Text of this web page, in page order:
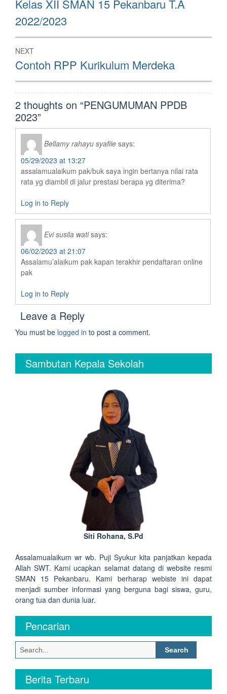
Kelas XII SMAN 15 Pekanbaru T.A
2022/2023
NEXT
Next
post:
Contoh RPP Kurikulum Merdeka
2 thoughts on “PENGUMUMAN PPDB
2023”
Bellamy rahayu syafiie says:
05/29/2023 at 13:27
assalamualaikum pak/buk saya ingin bertanya nilai rata
rata yg diambil di jalur prestasi berapa yg diterima?
Log in to Reply
Evi susila wati says:
06/02/2023 at 21:07
Assalamu’alaikum pak kapan terakhir pendaftaran online
pak
Log in to Reply
Leave a Reply
You must be logged in to post a comment.
Sambutan Kepala Sekolah
Siti Rohana, S.Pd
Assalamualaikum wr wb. Puji Syukur kita panjatkan kepada
Allah SWT. Kami ucapkan selamat datang di website resmi
SMAN 15 Pekanbaru. Kami berharap webiste ini dapat
menjadi sumber informasi yang berguna bagi siswa, guru,
orang tua dan dunia luar.
Pencarian
Search
for:
Berita Terbaru